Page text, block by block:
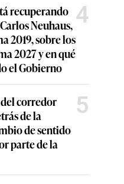
recuperando
Neuhaus,
2019, sobre los
2027 y en qué
el Gobierno
4
corredor
de la
de sentido
parte de la
5